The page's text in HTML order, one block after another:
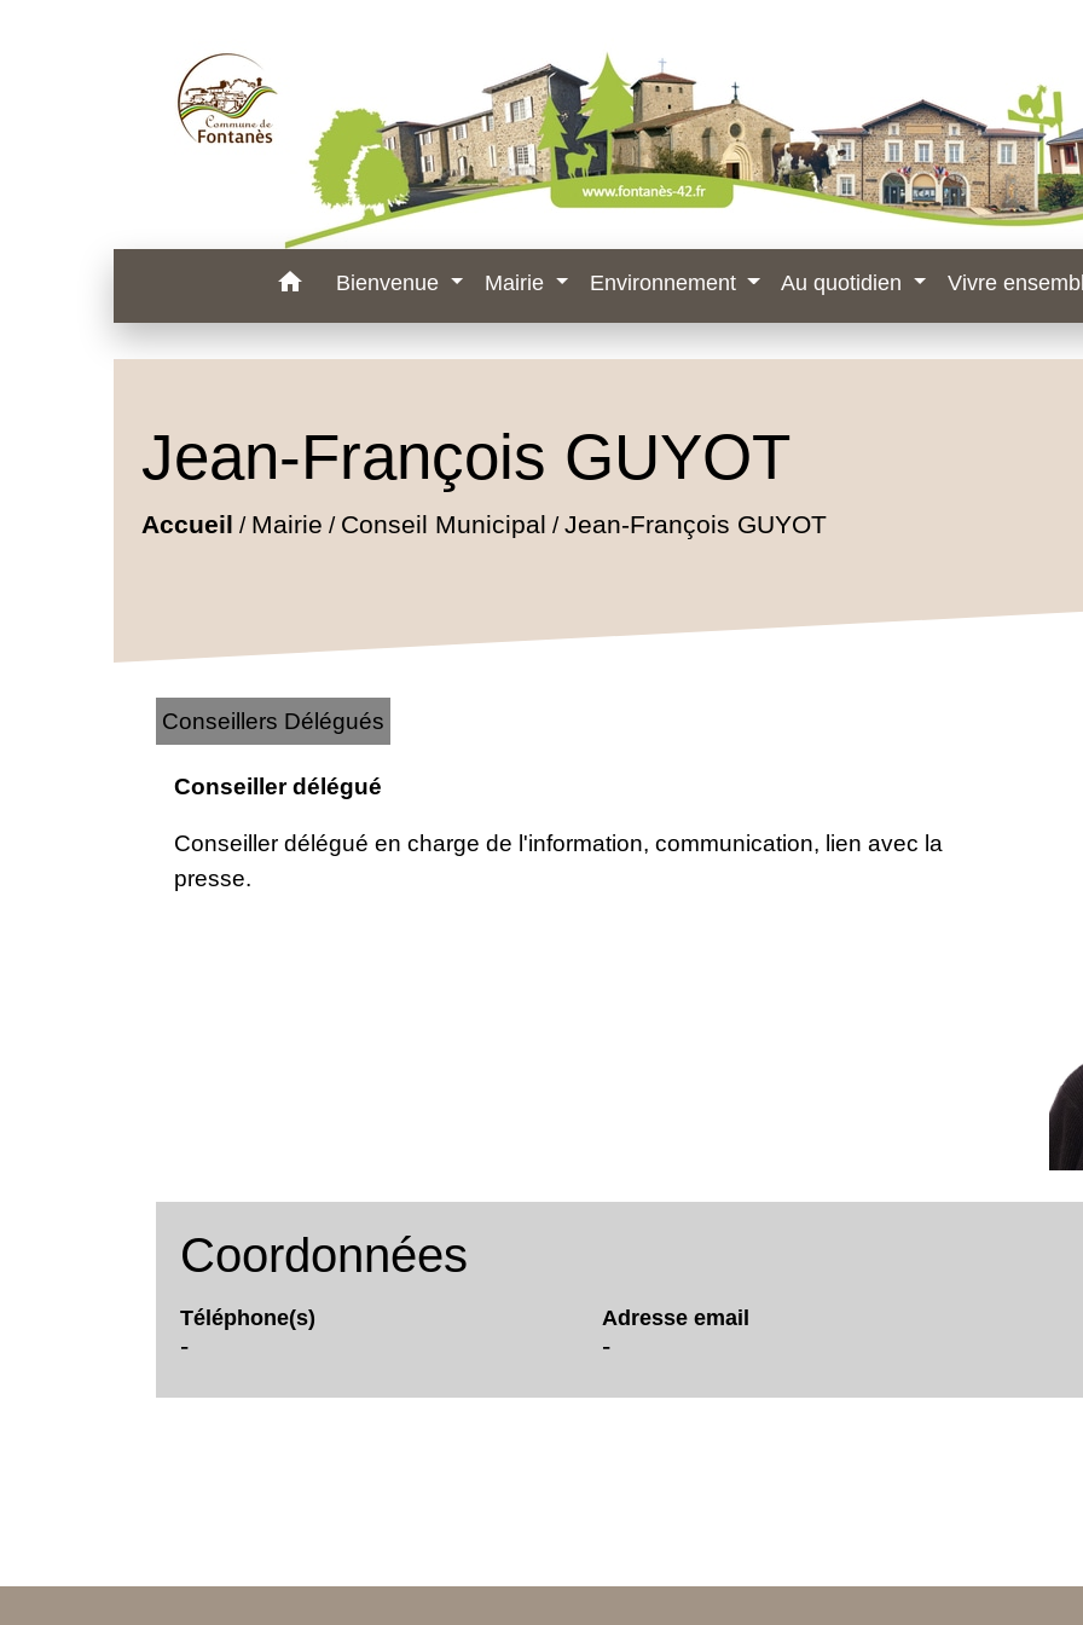
home Bienvenue Mairie Environnement Au quotidien Vivre
Jean-François GUYOT
Accueil / Mairie / Conseil Municipal /Jean-François GUYOT
Conseillers Délégués
Conseiller délégué
Conseiller délégué en charge de l'information, communication, lien avec la
presse.
Coordonnées
Téléphone(s)
-
Adresse email
-